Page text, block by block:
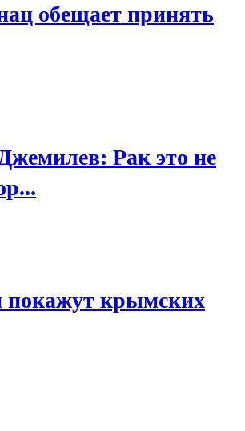
обещает принять
Рак это не
покажут крымских